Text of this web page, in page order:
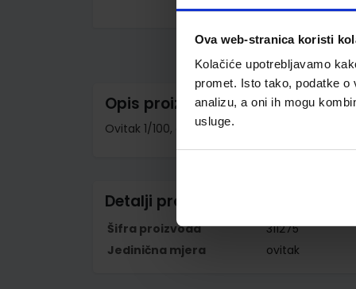
Ova web-stranica koristi
Kolačiće upotrebljavamo
promet. Isto tako, podatke
analizu, a oni ih mogu
usluge.
gallery
Opis proizvoda
Ovitak 1/100, dimenzije 9,3x4,5 cm
Detalji proizvoda
Šifra proizvoda
311275
Jedinična mjera
ovitak